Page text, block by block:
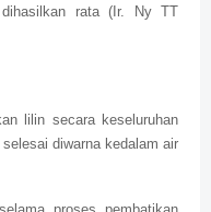
rata (Ir. Ny TT
lilin secara keseluruhan
diwarna kedalam air